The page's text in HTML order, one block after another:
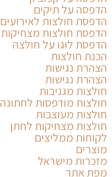
הדפסה על תיקים
הדפסת חולצות לאירועים
הדפסת חולצות מצחיקות
הדפסת לוגו על חולצה
הכנת חולצות
הצהרת נגישות
הצהרת נגישות
חולצות מגניבות
חולצות מודפסות לחתונה
חולצות מעוצבות
חולצות מצחיקות לחתן
לקוחות ממליצים
מוצרים
מזכרות מישראל
מפת אתר